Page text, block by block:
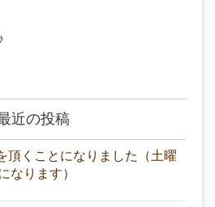
近の投稿
頂くことになりました（土曜
なります）